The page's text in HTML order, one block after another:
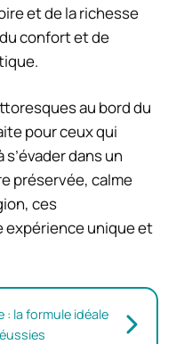
et de la richesse
confort et de
au bord du
pour ceux qui
dans un
préservée, calme
ces
unique et
: la formule idéale